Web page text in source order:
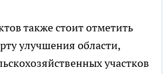
также стоит отметить
улучшения области,
участков